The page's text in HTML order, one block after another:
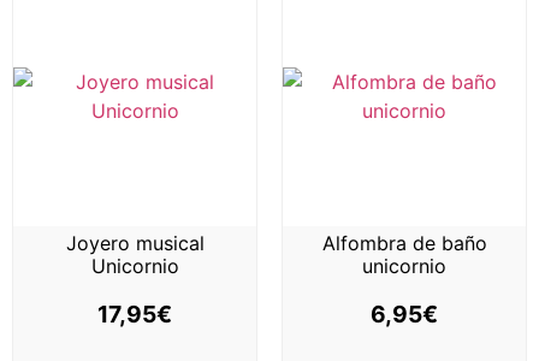
Joyero musical
Unicornio
17,95€
Alfombra de baño
unicornio
6,95€